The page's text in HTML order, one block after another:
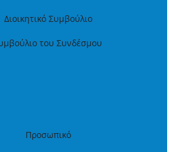
Διοικητικό Συμβούλιο
του Συνδέσμου
Προσωπικό